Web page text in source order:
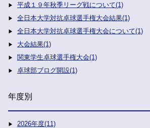
平成１９年秋季リーグ戦について(1)
全日本大学対抗卓球選手権大会結果(1)
全日本大学対抗卓球選手権大会について(1)
大会結果(1)
関東学生卓球選手権大会(1)
卓球部ブログ開設(1)
年度別
2026年度(11)